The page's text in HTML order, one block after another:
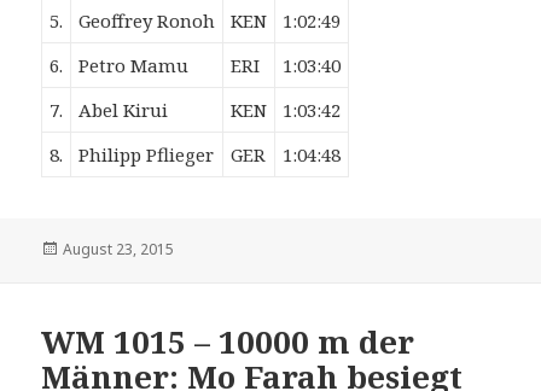
5.
Geoffrey Ronoh KEN
1:02:49
6.
Petro Mamu ERI
1:03:40
7.
Abel Kirui KEN
1:03:42
8.
Philipp Pflieger GER 1:04:48
Veröffentlicht
August 23, 2015
WM 1015 – 10000 m der
Männer: Mo Farah besiegt